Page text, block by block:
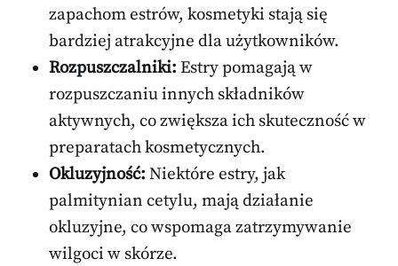
zapachom estrów, kosmetyki stają się
bardziej atrakcyjne dla użytkowników.
Rozpuszczalniki: Estry pomagają w
rozpuszczaniu innych składników
aktywnych, co zwiększa ich skuteczność w
preparatach kosmetycznych.
Okluzyjność: Niektóre estry, jak
palmitynian cetylu, mają działanie
okluzyjne, co wspomaga zatrzymywanie
wilgoci w skórze.